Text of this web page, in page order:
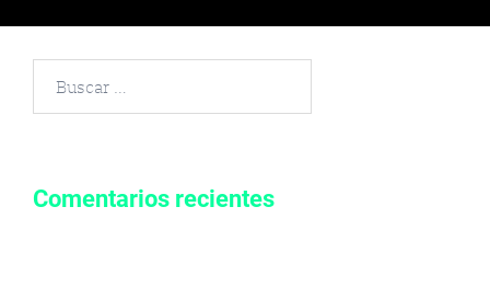
Comentarios recientes